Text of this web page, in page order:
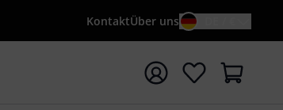
KontaktÜber uns
{searchTerm} starten